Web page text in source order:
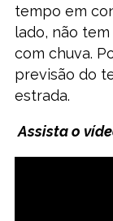
tempo em
lado, não
com chuva.
previsão do
estrada.
Assista o